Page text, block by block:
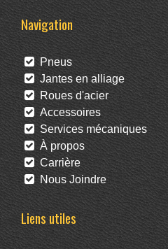
Navigation
Pneus
Jantes en alliage
Roues d'acier
Accessoires
Services mécaniques
À propos
Carrière
Nous Joindre
Liens utiles